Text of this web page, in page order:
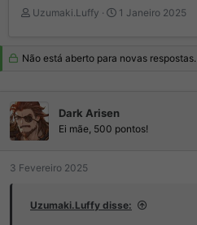
I
c
d
o
r
d
t
p
Uzumaki.Luffy
D
a
n
í
1 Janeiro 2025
Não está aberto para novas respostas.
Dark Arisen
Ei mãe, 500 pontos!
3 Fevereiro 2025
Uzumaki.Luffy disse: